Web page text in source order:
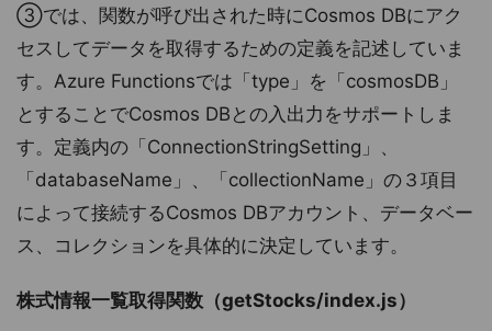
③では、関数が呼び出された時にCosmos DBにアク
セスしてデータを取得するための定義を記述していま
す。Azure Functionsでは「type」を「cosmosDB」
とすることでCosmos DBとの入出力をサポートしま
す。定義内の「ConnectionStringSetting」、
「databaseName」、「collectionName」の３項目
によって接続するCosmos DBアカウント、データベー
ス、コレクションを具体的に決定しています。
株式情報一覧取得関数（getStocks/index.js）